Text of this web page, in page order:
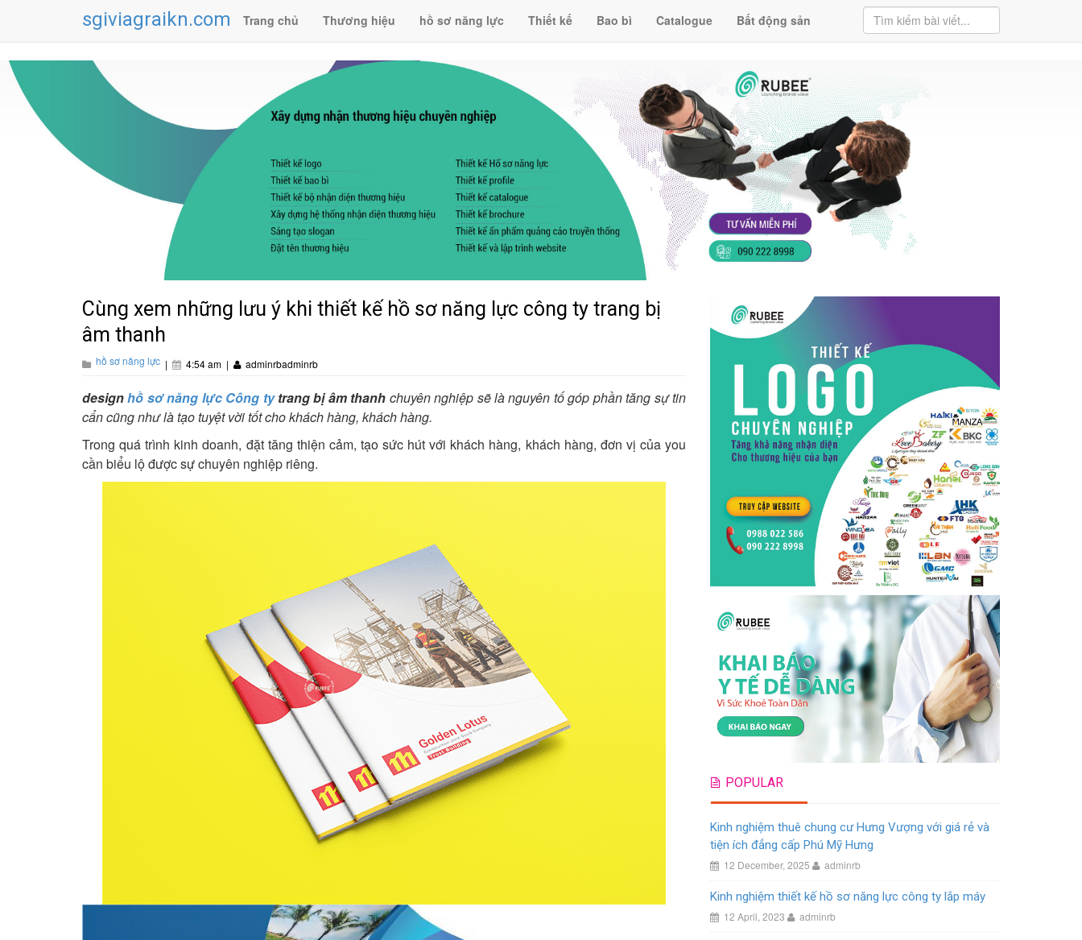
sgiviagraikn.com Trang chủ Thương hiệu hồ sơ năng lực Thiết kế Bao bì Catalogue Bất động sản
Cùng xem những lưu ý khi thiết kế hồ sơ năng lực công ty trang bị
âm thanh
hồ sơ năng lực | 4:54 am | adminrbadminrb
designhồ sơ năng lực Công tytrang bị âm thanh chuyên nghiệp sẽ là nguyên tố góp phần tăng sự tin
cẩn cũng như là tạo tuyệt vời tốt cho khách hàng, khách hàng.
Trong quá trình kinh doanh, đặt tăng thiện cảm, tạo sức hút với khách hàng, khách hàng, đơn vị của you
cần biểu lộ được sự chuyên nghiệp riêng.
POPULAR
Kinh nghiệm thuê chung cư Hưng Vượng với giá rẻ và
tiện ích đẳng cấp Phú Mỹ Hưng
12 December, 2025 adminrb
Kinh nghiệm thiết kế hồ sơ năng lực công ty lắp máy
12 April, 2023 adminrb